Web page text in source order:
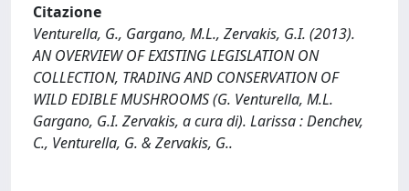
Citazione
Venturella, G., Gargano, M.L., Zervakis, G.I. (2013).
AN OVERVIEW OF EXISTING LEGISLATION ON
COLLECTION, TRADING AND CONSERVATION OF
WILD EDIBLE MUSHROOMS (G. Venturella, M.L.
Gargano, G.I. Zervakis, a cura di). Larissa : Denchev,
C., Venturella, G. & Zervakis, G..